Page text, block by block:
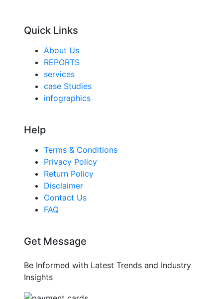
Quick Links
About Us
REPORTS
services
case Studies
infographics
Help
Terms & Conditions
Privacy Policy
Return Policy
Disclaimer
Contact Us
FAQ
Get Message
Be Informed with Latest Trends and Industry
Insights